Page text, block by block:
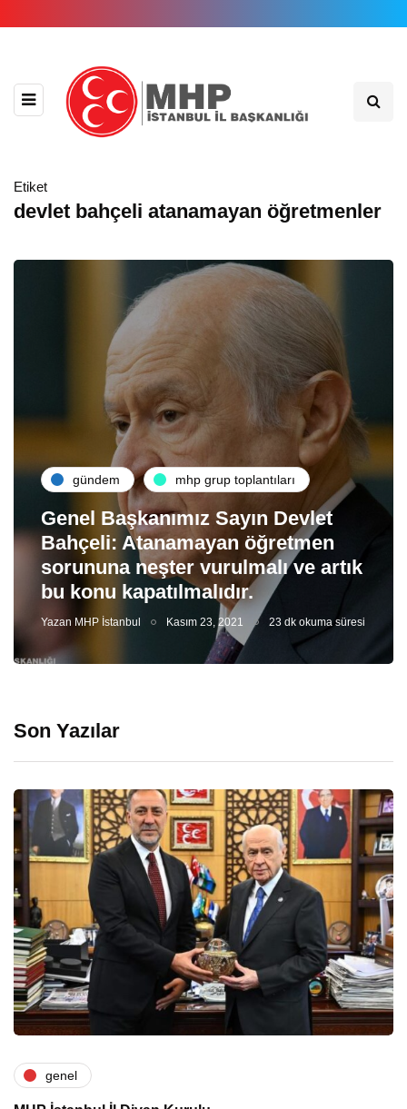
Etiket
devlet bahçeli atanamayan öğretmenler
gündem mhp grup toplantıları
Genel Başkanımız Sayın Devlet
Bahçeli: Atanamayan öğretmen
sorununa neşter vurulmalı ve artık
bu konu kapatılmalıdır.
Yazan MHP İstanbul Kasım 23, 2021 23 dk okuma süresi
Son Yazılar
genel